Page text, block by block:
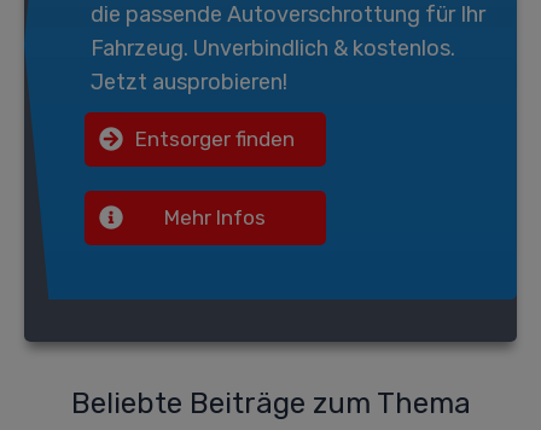
die passende Autoverschrottung für Ihr
Fahrzeug. Unverbindlich & kostenlos.
Jetzt ausprobieren!
Entsorger finden
Mehr Infos
Beliebte Beiträge zum Thema